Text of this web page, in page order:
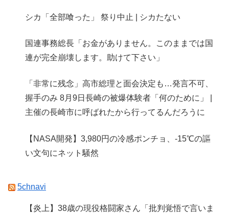
シカ「全部喰った」 祭り中止 | シカたない
国連事務総長「お金がありません。このままでは国
連が完全崩壊します。助けて下さい」
「非常に残念」高市総理と面会決定も…発言不可、
握手のみ 8月9日長崎の被爆体験者「何のために」 |
主催の長崎市に呼ばれたから行ってるんだろうに
【NASA開発】3,980円の冷感ポンチョ、-15℃の謳
い文句にネット騒然
5chnavi
【炎上】38歳の現役格闘家さん「批判覚悟で言いま